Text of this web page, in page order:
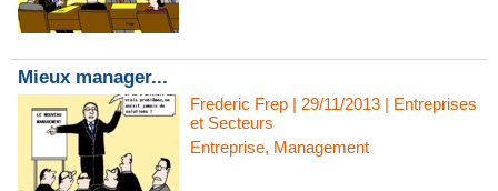
Mieux manager...
Frederic Frep | 29/11/2013 | Entreprises
et Secteurs
Entreprise, Management